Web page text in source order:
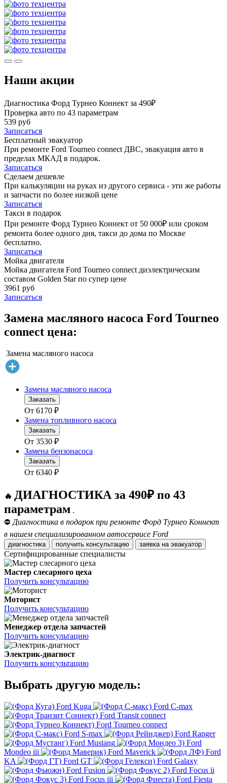
Наши акции
Диагностика Форд Турнео Коннект за 490₽
Проверка авто по 43 параметрам
539 руб
Записаться
Бесплатный эвакуатор
При ремонте Ford Tourneo connect ДВС, эвакуация авто в
пределах МКАД в подарок.
Записаться
Сделаем дешевле
При калькуляции на руках из другого сервиса - эти же работы
и запчасти по более низкой цене
Записаться
Такси в подарок
При ремонте Форд Турнео Коннект от 50 000₽ или сроком
ремонта более одного дня, такси до дома по Москве
бесплатно.
Записаться
Мойка двигателя
Мойка двигателя Ford Tourneo connect диэлектрическим
составом Golden Star по супер цене
3961 руб
Записаться
Замена масляного насоса Ford Tourneo
connect цена:
Замена масляного насоса
Замена масляного насоса
Заказать
От 6170 ₽
Замена топливного насоса
Заказать
От 3530 ₽
Замена бензонасоса
Заказать
От 6340 ₽
🔥 ДИАГНОСТИКА за 490₽ по 43
параметрам .
⛔ Диагностика в подарок при ремонте Форд Турнео Коннект
в нашем специализированном автосервисе Ford
диагностика получить консультацию заявка на эвакуатор
Сертифицированные специалисты
Мастер слесарного цеха
Получить консультацию
Моторист
Получить консультацию
Менеджер отдела запчастей
Получить консультацию
Электрик-диагност
Получить консультацию
Выбрать другую модель:
Ford Kuga
Ford C-max
Ford Transit connect
Ford Tourneo connect
Ford S-max
Ford Ranger
Ford Mustang
Ford
Mondeo iii
Ford Maverick
Ford
KA
Ford GT
Ford Galaxy
Ford Fusion
Ford Focus ii
Ford Focus iii
Ford Fiesta